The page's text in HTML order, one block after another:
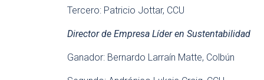
Tercero: Patricio Jottar, CCU
Director de Empresa Líder en Sustentabilidad
Ganador: Bernardo Larraín Matte, Colbún